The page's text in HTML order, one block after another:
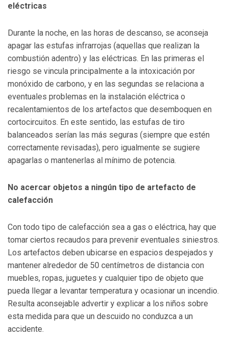
eléctricas
Durante la noche, en las horas de descanso, se aconseja
apagar las estufas infrarrojas (aquellas que realizan la
combustión adentro) y las eléctricas. En las primeras el
riesgo se vincula principalmente a la intoxicación por
monóxido de carbono, y en las segundas se relaciona a
eventuales problemas en la instalación eléctrica o
recalentamientos de los artefactos que desemboquen en
cortocircuitos. En este sentido, las estufas de tiro
balanceados serían las más seguras (siempre que estén
correctamente revisadas), pero igualmente se sugiere
apagarlas o mantenerlas al mínimo de potencia.
No acercar objetos a ningún tipo de artefacto de
calefacción
Con todo tipo de calefacción sea a gas o eléctrica, hay que
tomar ciertos recaudos para prevenir eventuales siniestros.
Los artefactos deben ubicarse en espacios despejados y
mantener alrededor de 50 centímetros de distancia con
muebles, ropas, juguetes y cualquier tipo de objeto que
pueda llegar a levantar temperatura y ocasionar un incendio.
Resulta aconsejable advertir y explicar a los niños sobre
esta medida para que un descuido no conduzca a un
accidente.